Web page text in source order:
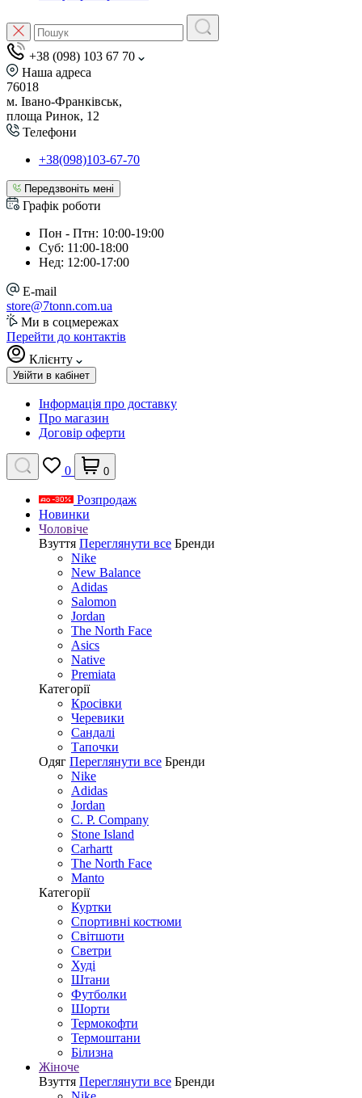
+38 (098) 103 67 70
Наша адреса
76018
м. Івано-Франківськ,
площа Ринок, 12
Телефони
+38(098)103-67-70
Передзвоніть мені
Графік роботи
Пон - Птн: 10:00-19:00
Суб: 11:00-18:00
Нед: 12:00-17:00
E-mail
store@7tonn.com.ua
Ми в соцмережах
Перейти до контактів
Клієнту
Увійти в кабінет
Інформація про доставку
Про магазин
Договір оферти
0 0
Розпродаж
Новинки
Чоловіче
Взуття Переглянути все Бренди
Nike
New Balance
Adidas
Salomon
Jordan
The North Face
Asics
Native
Premiata
Категорії
Кросівки
Черевики
Сандалі
Tапочки
Одяг Переглянути все Бренди
Nike
Adidas
Jordan
C. P. Company
Stone Island
Carhartt
The North Face
Manto
Категорії
Куртки
Спортивні костюми
Світшоти
Светри
Худі
Штани
Футболки
Шорти
Термокофти
Термоштани
Білизна
Жіноче
Взуття Переглянути все Бренди